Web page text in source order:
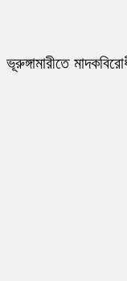
ভূরুঙ্গামারীতে